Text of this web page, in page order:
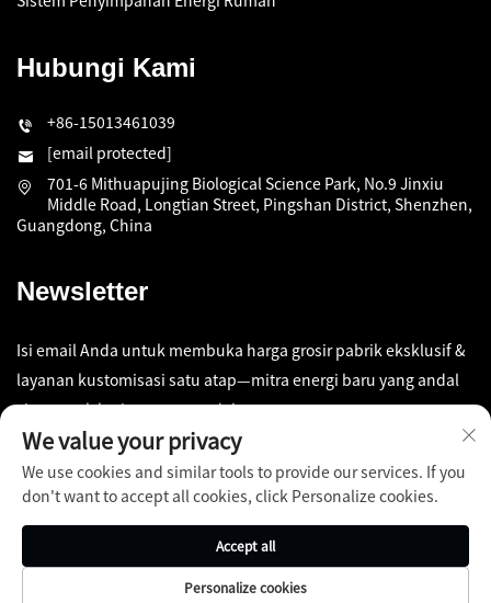
Hubungi Kami
+86-15013461039
[email protected]
701-6 Mithuapujing Biological Science Park, No.9 Jinxiu
Middle Road, Longtian Street, Pingshan District, Shenzhen,
Guangdong, China
Newsletter
Isi email Anda untuk membuka harga grosir pabrik eksklusif &
layanan kustomisasi satu atap—mitra energi baru yang andal
siap untuk kerja sama mendalam
Kirim
We value your privacy
We use cookies and similar tools to provide our services. If you
don't want to accept all cookies, click Personalize cookies.
Personalize cookies
Accept all